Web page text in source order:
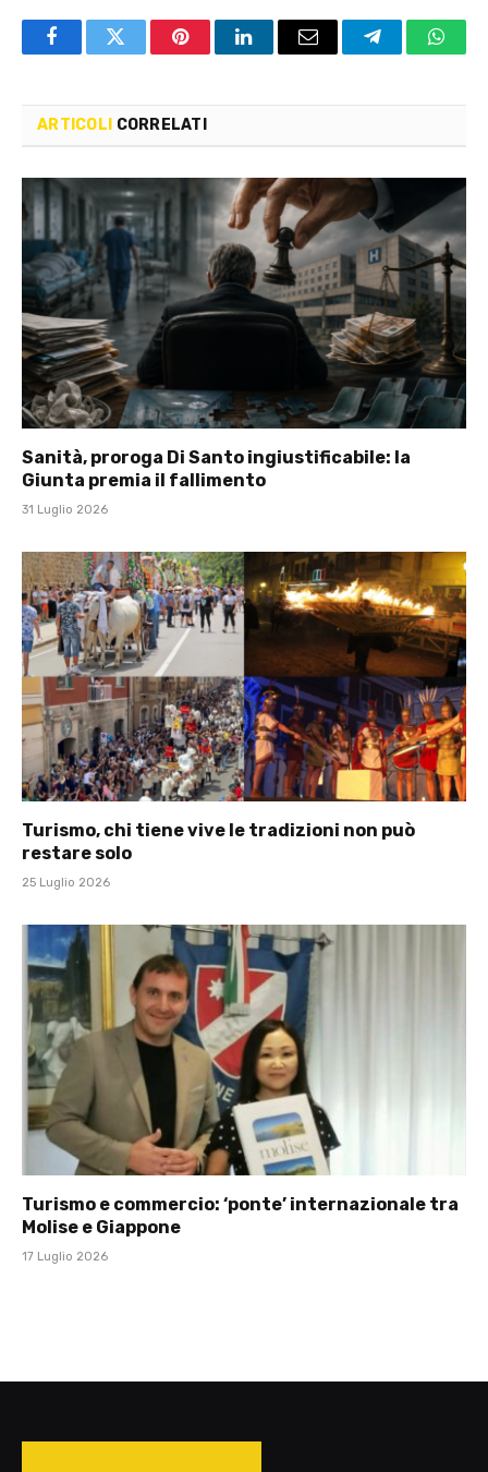
FacebookTwitter PinterestLinkedInEmail Telegram
ARTICOLI CORRELATI
Sanità, proroga Di Santo ingiustificabile: la
Giunta premia il fallimento
31 Luglio 2026
Turismo, chi tiene vive le tradizioni non può
restare solo
25 Luglio 2026
Turismo e commercio: ‘ponte’ internazionale tra
Molise e Giappone
17 Luglio 2026